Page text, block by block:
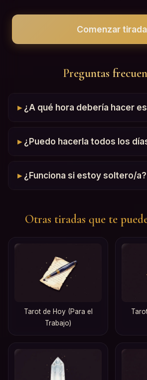
Comenzar tirada
Preguntas
¿A qué hora debería hacer
¿Puedo hacerla todos los
¿Funciona si estoy soltero/a?
Otras tiradas que te
Tarot de Hoy (Para el
Trabajo)